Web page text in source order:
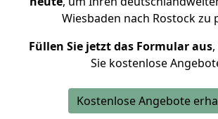
Wiesbaden nach Rostock zu
Füllen Sie jetzt das Formular aus,
Sie kostenlose
Kostenlose Angebote